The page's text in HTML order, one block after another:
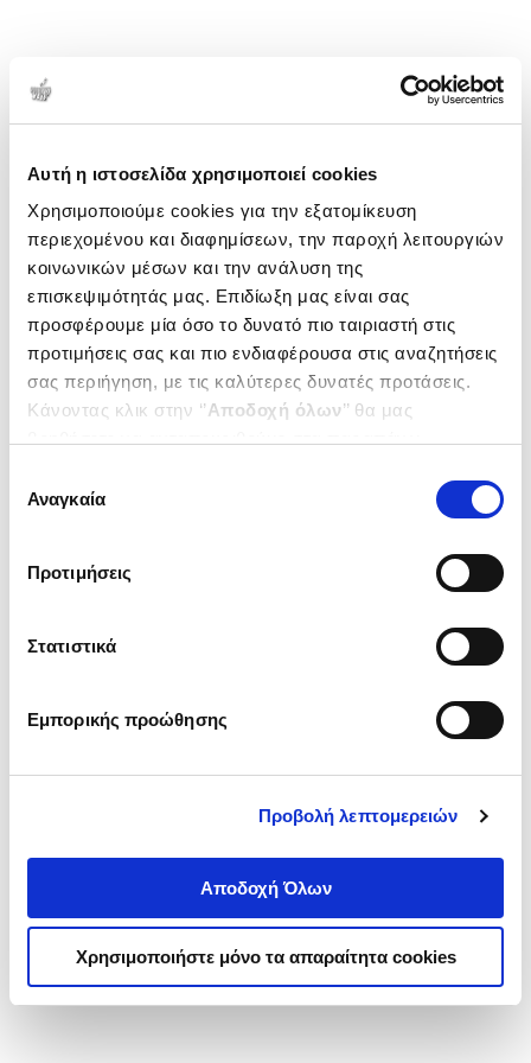
Αυτή η ιστοσελίδα χρησιμοποιεί cookies
Χρησιμοποιούμε cookies για την εξατομίκευση
περιεχομένου και διαφημίσεων, την παροχή λειτουργιών
κοινωνικών μέσων και την ανάλυση της
επισκεψιμότητάς μας. Επιδίωξη μας είναι σας
προσφέρουμε μία όσο το δυνατό πιο ταιριαστή στις
προτιμήσεις σας και πιο ενδιαφέρουσα στις αναζητήσεις
σας περιήγηση, με τις καλύτερες δυνατές προτάσεις.
Κάνοντας κλικ στην ‘’Αποδοχή όλων’’ θα μας
ενδιαφέρουν και να επιλέξετε από τα παρακάτω με την
΄΄και να ενημερωθείτε σχετικά με
συγκατάθεσης
Αναγκαία
Προτιμήσεις
Στατιστικά
Εμπορικής προώθησης
Προβολή λεπτομερειών
Αποδοχή Όλων
Χρησιμοποιήστε μόνο τα απαραίτητα cookies